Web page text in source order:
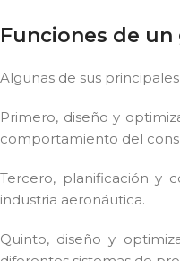
Funciones de
Algunas de sus
Primero, diseño y
comportamiento del
Tercero, planificación y
industria aeronáutica.
Quinto, diseño y